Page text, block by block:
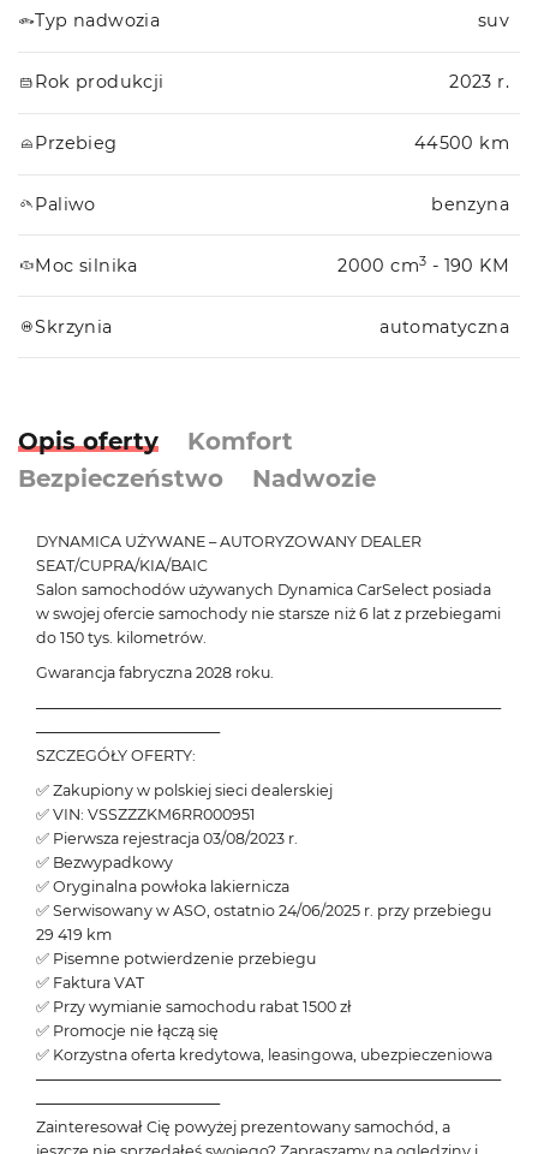
Typ nadwozia suv
Rok produkcji 2023 r.
Przebieg 44500 km
Paliwo benzyna
Moc silnika 2000 cm3 - 190 KM
Skrzynia automatyczna
Opis oferty
Komfort
Bezpieczeństwo
Nadwozie
DYNAMICA UŻYWANE – AUTORYZOWANY DEALER
SEAT/CUPRA/KIA/BAIC
Salon samochodów używanych Dynamica CarSelect posiada
w swojej ofercie samochody nie starsze niż 6 lat z przebiegami
do 150 tys. kilometrów.
Gwarancja fabryczna 2028 roku.
───────────────────────────────────────────
─────────────────
SZCZEGÓŁY OFERTY:
✅ Zakupiony w polskiej sieci dealerskiej
✅ VIN: VSSZZZKM6RR000951
✅ Pierwsza rejestracja 03/08/2023 r.
✅ Bezwypadkowy
✅ Oryginalna powłoka lakiernicza
✅ Serwisowany w ASO, ostatnio 24/06/2025 r. przy przebiegu
29 419 km
✅ Pisemne potwierdzenie przebiegu
✅ Faktura VAT
✅ Przy wymianie samochodu rabat 1500 zł
✅ Promocje nie łączą się
✅ Korzystna oferta kredytowa, leasingowa, ubezpieczeniowa
───────────────────────────────────────────
─────────────────
Zainteresował Cię powyżej prezentowany samochód, a